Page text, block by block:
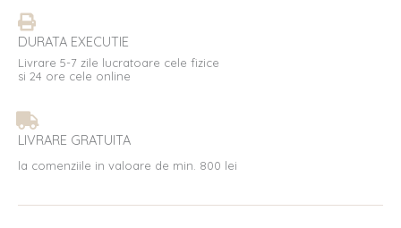
DURATA EXECUTIE
Livrare 5-7 zile lucratoare cele fizice
si 24 ore cele online
LIVRARE GRATUITA
la comenziile in valoare de min. 800 lei